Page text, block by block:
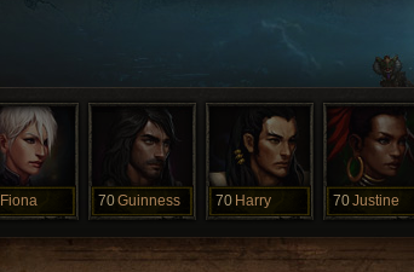
Fiona 70Guinness 70 Harry 70Justine